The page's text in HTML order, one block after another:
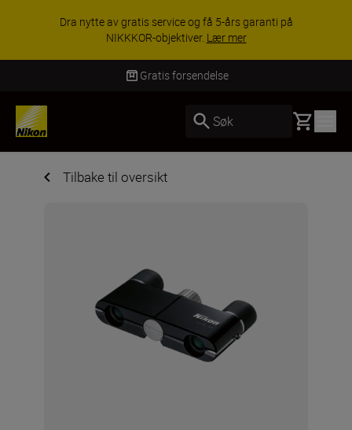
Dra nytte av gratis service og få 5-års garanti på
NIKKKOR-objektiver. Lær mer
Gratis forsendelse
Søk Basket
Tilbake til oversikt